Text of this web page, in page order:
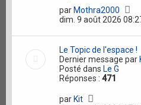
par Mothra2000
dim. 9 août 2026
Le Topic de l'espace !
Dernier message par
Posté dans Le G
Réponses : 471
par Kit